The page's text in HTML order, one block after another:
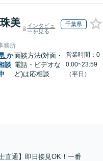
美
インタビュ
ーを見る
千葉県
務所
か
談
面談方法(対面・
電話・ビデオな
ど)は応相談
営業時間：0
0:00~23:59
（平日）
直通】即日接見OK！一番